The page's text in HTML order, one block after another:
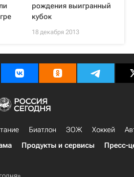
рождения выигранный
кубок
18 декабря 2013
Биатлон ЗОЖ Хоккей
Продукты и сервисы Пресс-